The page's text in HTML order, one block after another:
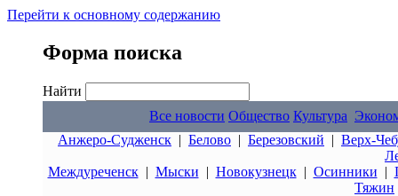
Перейти к основному содержанию
Форма поиска
Найти
Все новости Общество Культура
Анжеро-Судженск | Белово | Березовский | Верх-
Междуреченск| Мыски | Новокузнецк| Осинники |
Тяжин